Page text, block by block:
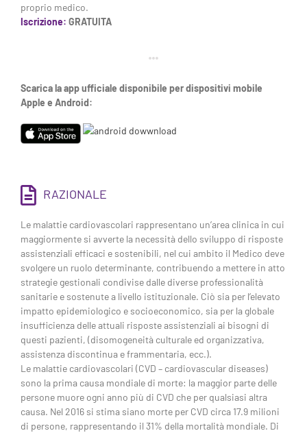
proprio medico.
Iscrizione: GRATUITA
Scarica la app ufficiale disponibile per dispositivi mobile
Apple e Android:
RAZIONALE
Le malattie cardiovascolari rappresentano un’area clinica in cui
maggiormente si avverte la necessità dello sviluppo di risposte
assistenziali efficaci e sostenibili, nel cui ambito il Medico deve
svolgere un ruolo determinante, contribuendo a mettere in atto
strategie gestionali condivise dalle diverse professionalità
sanitarie e sostenute a livello istituzionale. Ciò sia per l’elevato
impatto epidemiologico e socioeconomico, sia per la globale
insufficienza delle attuali risposte assistenziali ai bisogni di
questi pazienti, (disomogeneità culturale ed organizzativa,
assistenza discontinua e frammentaria, ecc.).
Le malattie cardiovascolari (CVD – cardiovascular diseases)
sono la prima causa mondiale di morte: la maggior parte delle
persone muore ogni anno più di CVD che per qualsiasi altra
causa. Nel 2016 si stima siano morte per CVD circa 17.9 milioni
di persone, rappresentando il 31% della mortalità mondiale. Di